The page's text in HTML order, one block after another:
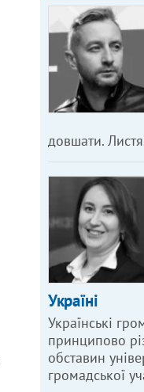
довшати. Листя
Україні
Українські
принципово
обставин
громадської